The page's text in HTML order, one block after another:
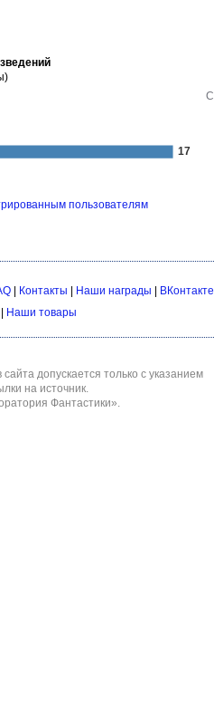
пользователям
| Контакты Наши награды
ВКонтакте
Наши товары
допускается только с указанием
на источник.
Фантастики».